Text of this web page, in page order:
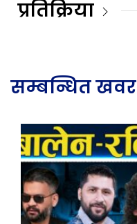
प्रतिक्रिया
सम्बन्धित खवर